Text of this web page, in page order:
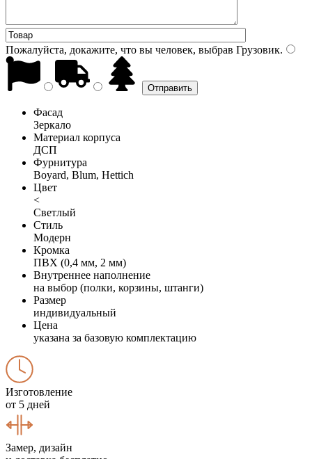
Пожалуйста, докажите, что вы человек, выбрав Грузовик.
Фасад
Зеркало
Материал корпуса
ДСП
Фурнитура
Boyard, Blum, Hettich
Цвет
<
Светлый
Стиль
Модерн
Кромка
ПВХ (0,4 мм, 2 мм)
Внутреннее наполнение
на выбор (полки, корзины, штанги)
Размер
индивидуальный
Цена
указана за базовую комплектацию
Изготовление
от 5 дней
Замер, дизайн